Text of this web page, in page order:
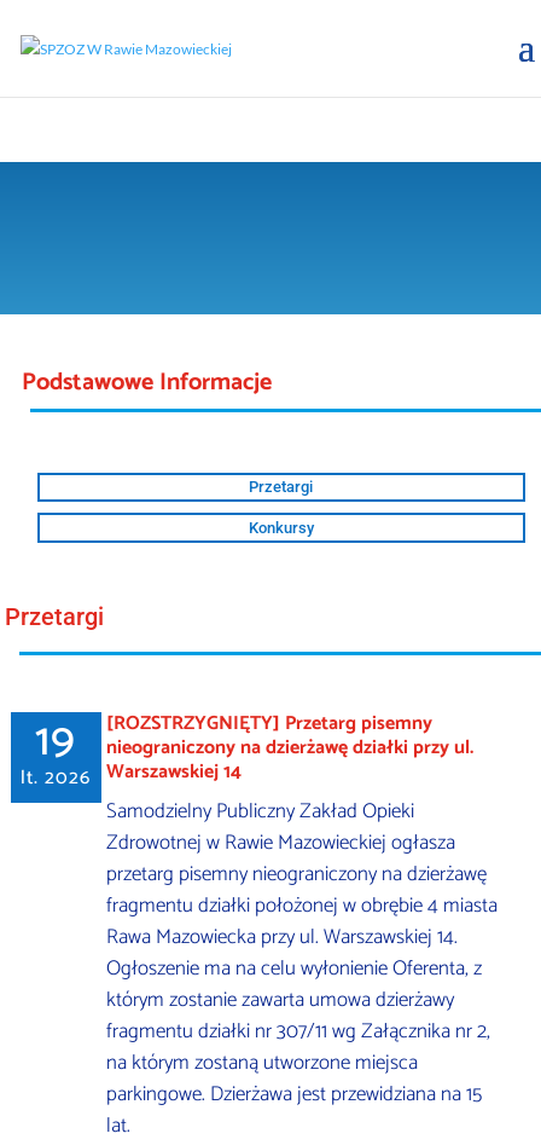
Podstawowe Informacje
Przetargi
Konkursy
Przetargi
19
lt. 2026
[ROZSTRZYGNIĘTY] Przetarg pisemny
nieograniczony na dzierżawę działki przy ul.
Warszawskiej 14
Samodzielny Publiczny Zakład Opieki
Zdrowotnej w Rawie Mazowieckiej ogłasza
przetarg pisemny nieograniczony na dzierżawę
fragmentu działki położonej w obrębie 4 miasta
Rawa Mazowiecka przy ul. Warszawskiej 14.
Ogłoszenie ma na celu wyłonienie Oferenta, z
którym zostanie zawarta umowa dzierżawy
fragmentu działki nr 307/11 wg Załącznika nr 2,
na którym zostaną utworzone miejsca
parkingowe. Dzierżawa jest przewidziana na 15
lat.